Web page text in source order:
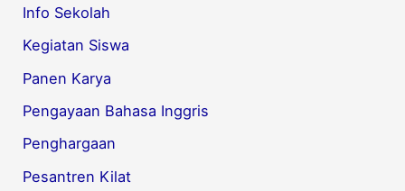
Info Sekolah
Kegiatan Siswa
Panen Karya
Pengayaan Bahasa Inggris
Penghargaan
Pesantren Kilat